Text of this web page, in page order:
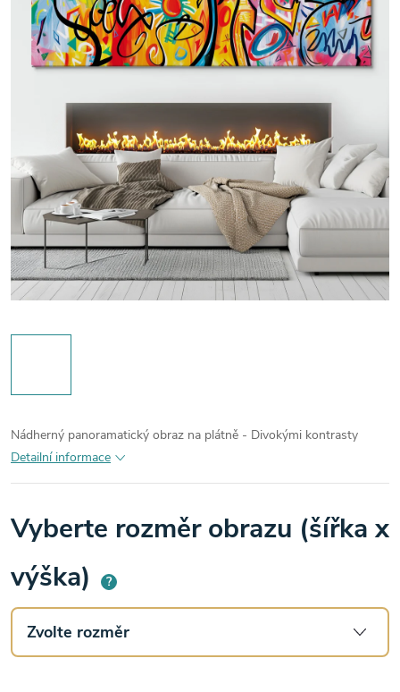
Nádherný panoramatický obraz na plátně - Divokými kontrasty
Detailní informace
Vyberte rozměr obrazu (šířka x
výška)
?